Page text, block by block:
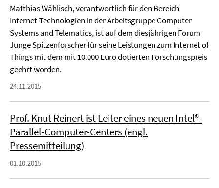
Matthias Wählisch, verantwortlich für den Bereich
Internet-Technologien in der Arbeitsgruppe Computer
Systems and Telematics, ist auf dem diesjährigen Forum
Junge Spitzenforscher für seine Leistungen zum Internet of
Things mit dem mit 10.000 Euro dotierten Forschungspreis
geehrt worden.
24.11.2015
Prof. Knut Reinert ist Leiter eines neuen Intel®-
Parallel-Computer-Centers (engl.
Pressemitteilung)
01.10.2015